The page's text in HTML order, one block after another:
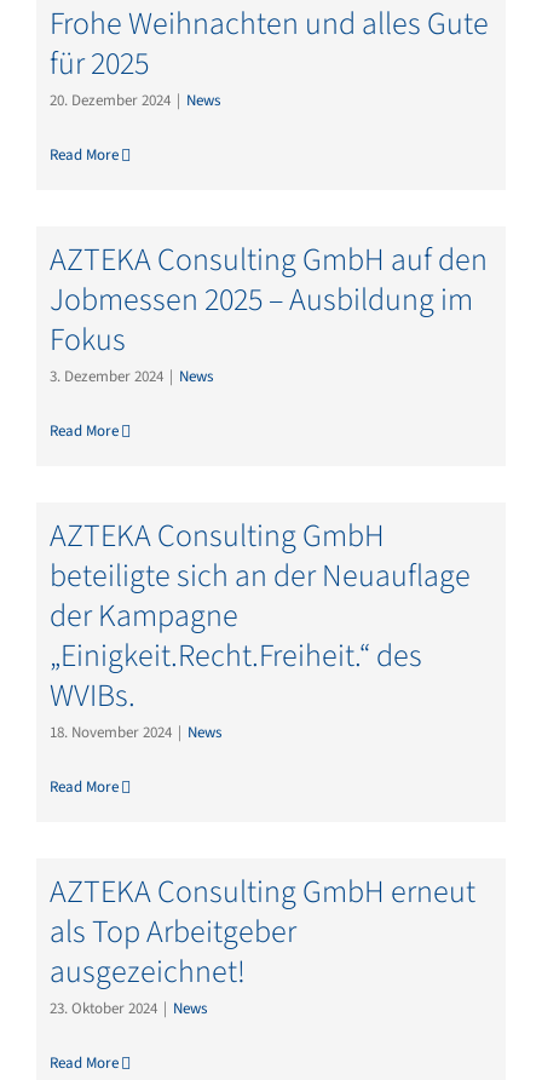
Frohe Weihnachten und alles Gute
für 2025
20. Dezember 2024 | News
Read More
AZTEKA Consulting GmbH auf den
Jobmessen 2025 – Ausbildung im
Fokus
3. Dezember 2024 | News
Read More
AZTEKA Consulting GmbH
beteiligte sich an der Neuauflage
der Kampagne
„Einigkeit.Recht.Freiheit.“ des
WVIBs.
18. November 2024 | News
Read More
AZTEKA Consulting GmbH erneut
als Top Arbeitgeber
ausgezeichnet!
23. Oktober 2024 | News
Read More